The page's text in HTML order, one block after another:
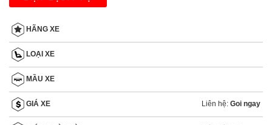
HÃNG XE
LOẠI XE
MẦU XE
GIÁ XE Liên hệ: Goi ngay